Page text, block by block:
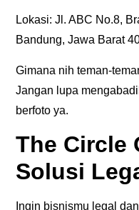
Lokasi: Jl. ABC No.8,
Bandung, Jawa Barat
Gimana nih teman-
Jangan lupa
berfoto ya.
The Circle
Solusi
Ingin bisnismu legal